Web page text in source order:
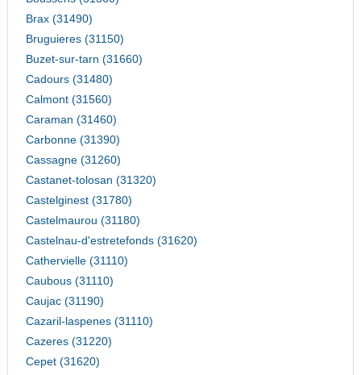
Brax (31490)
Bruguieres (31150)
Buzet-sur-tarn (31660)
Cadours (31480)
Calmont (31560)
Caraman (31460)
Carbonne (31390)
Cassagne (31260)
Castanet-tolosan (31320)
Castelginest (31780)
Castelmaurou (31180)
Castelnau-d'estretefonds (31620)
Cathervielle (31110)
Caubous (31110)
Caujac (31190)
Cazaril-laspenes (31110)
Cazeres (31220)
Cepet (31620)